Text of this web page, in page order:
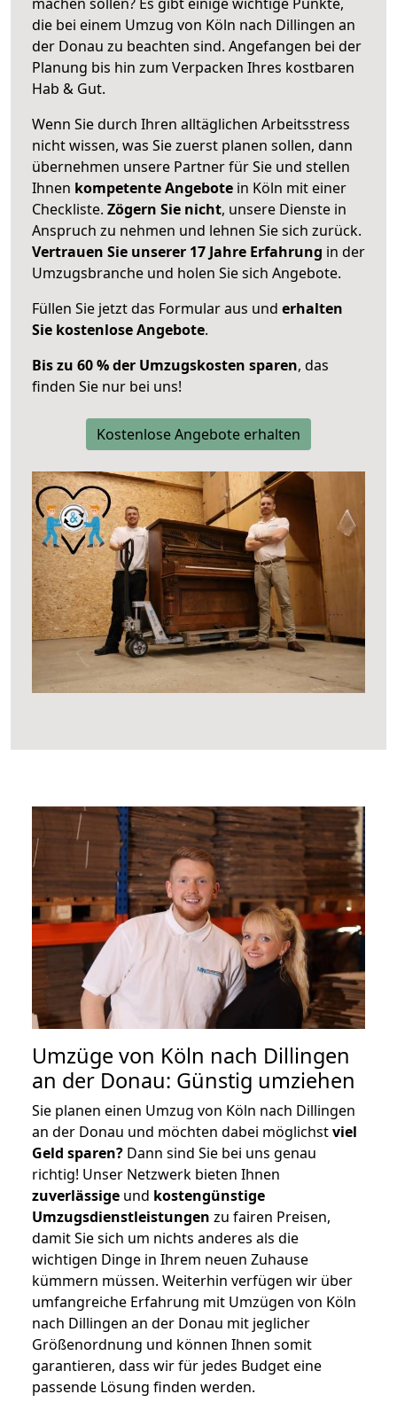
die bei einem Umzug von Köln nach Dillingen an
der Donau zu beachten sind. Angefangen bei der
Planung bis hin zum Verpacken Ihres kostbaren
Hab & Gut.
Wenn Sie durch Ihren alltäglichen Arbeitsstress
nicht wissen, was Sie zuerst planen sollen, dann
übernehmen unsere Partner für Sie und stellen
Ihnen kompetente Angebote in Köln mit einer
Checkliste. Zögern Sie nicht, unsere Dienste in
Anspruch zu nehmen und lehnen Sie sich zurück.
Vertrauen Sie unserer 17 Jahre Erfahrung in der
Umzugsbranche und holen Sie sich Angebote.
Füllen Sie jetzt das Formular aus und erhalten
Sie kostenlose Angebote.
Bis zu 60 % der Umzugskosten sparen, das
finden Sie nur bei uns!
Kostenlose Angebote erhalten
Umzüge von Köln nach Dillingen
an der Donau: Günstig umziehen
Sie planen einen Umzug von Köln nach Dillingen
an der Donau und möchten dabei möglichstviel
Geld sparen? Dann sind Sie bei uns genau
richtig! Unser Netzwerk bieten Ihnen
zuverlässige und kostengünstige
Umzugsdienstleistungen zu fairen Preisen,
damit Sie sich um nichts anderes als die
wichtigen Dinge in Ihrem neuen Zuhause
kümmern müssen. Weiterhin verfügen wir über
umfangreiche Erfahrung mit Umzügen von Köln
nach Dillingen an der Donau mit jeglicher
Größenordnung und können Ihnen somit
garantieren, dass wir für jedes Budget eine
passende Lösung finden werden.